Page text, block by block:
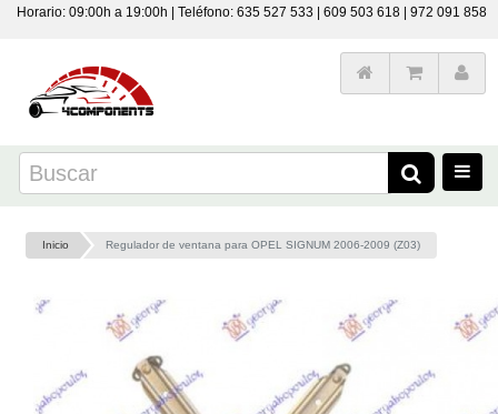
Horario: 09:00h a 19:00h | Teléfono: 635 527 533 | 609 503 618 | 972 091 858
Inicio Regulador de ventana para OPEL SIGNUM 2006-2009 (Z03)